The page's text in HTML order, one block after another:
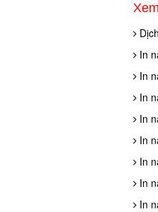
In
In
In
In
In
In
In
In